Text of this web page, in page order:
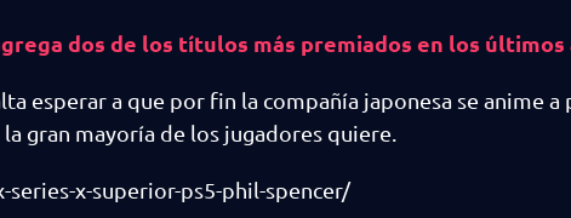
dos de los títulos más premiados en los últimos
esperar a que por fin la compañía japonesa se anime a
gran mayoría de los jugadores quiere.
x-superior-ps5-phil-spencer/